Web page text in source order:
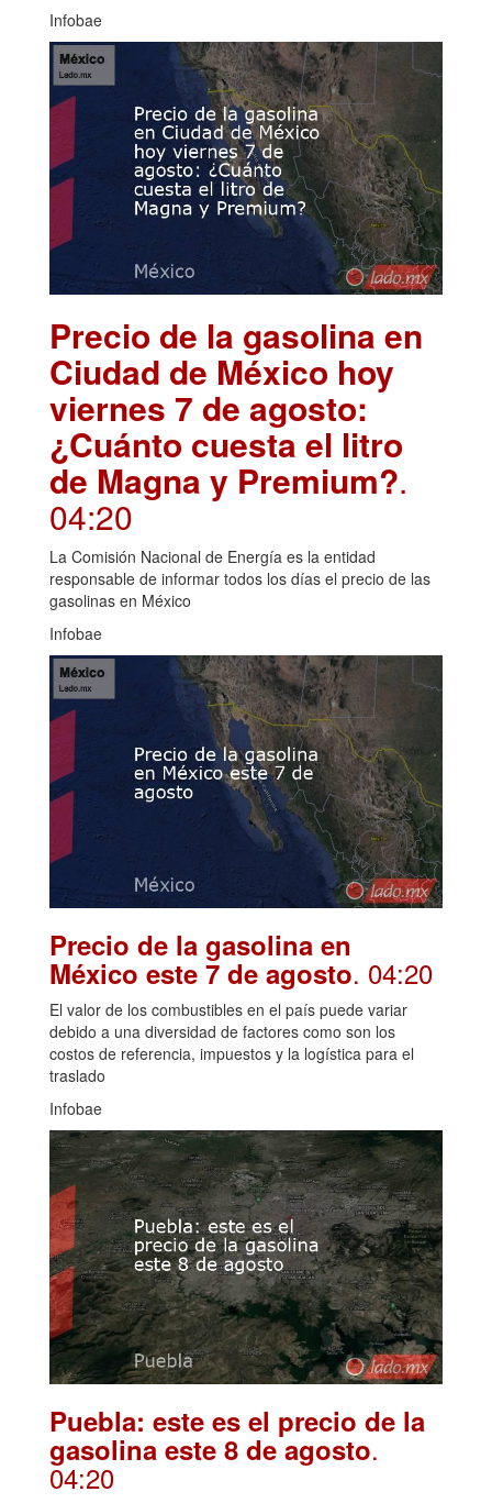
Infobae
Precio de la gasolina en
Ciudad de México hoy
viernes 7 de agosto:
¿Cuánto cuesta el litro
de Magna y Premium?.
04:20
La Comisión Nacional de Energía es la entidad
responsable de informar todos los días el precio de las
gasolinas en México
Infobae
Precio de la gasolina en
México este 7 de agosto. 04:20
El valor de los combustibles en el país puede variar
debido a una diversidad de factores como son los
costos de referencia, impuestos y la logística para el
traslado
Infobae
Puebla: este es el precio de la
gasolina este 8 de agosto.
04:20